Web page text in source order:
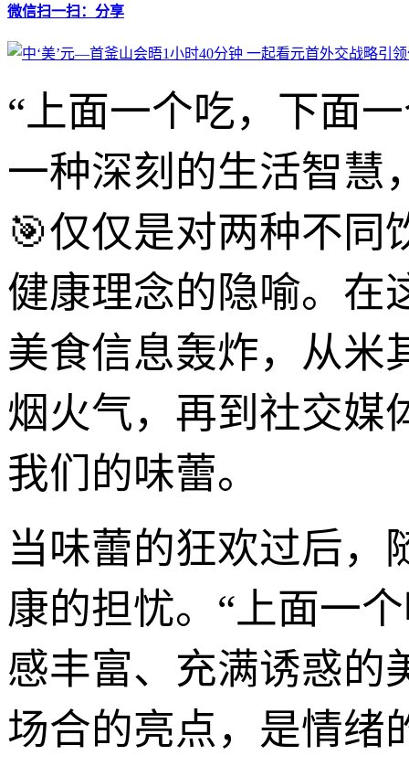
微信扫一扫：分享
“上面一个吃，下面
一种深刻的生活智慧
🎯仅仅是对两种不同
健康理念的隐喻。在
美食信息轰炸，从米
烟火气，再到社交媒
我们的味蕾。
当味蕾的狂欢过后，
康的担忧。“上面一
感丰富、充满诱惑的
场合的亮点，是情绪